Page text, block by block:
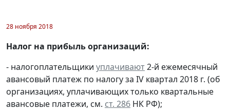
28 ноября 2018
Налог на прибыль организаций:
- налогоплательщики уплачивают2-й ежемесячный
авансовый платеж по налогу за IV квартал 2018 г. (об
организациях, уплачивающих только квартальные
авансовые платежи, см. ст. 286 НК РФ);